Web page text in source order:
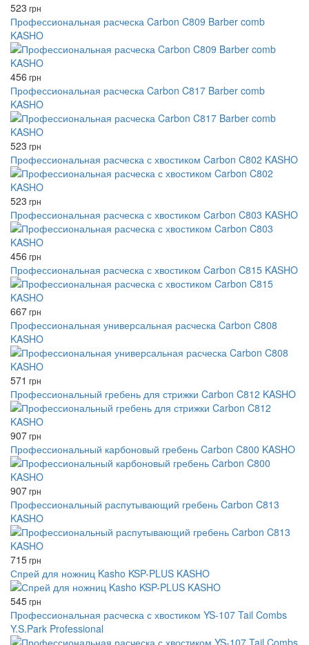
523 грн
Профессиональная расческа Carbon C809 Barber comb
KASHO
456 грн
Профессиональная расческа Carbon C817 Barber comb
KASHO
523 грн
Профессиональная расческа с хвостиком Carbon C802 KASHO
523 грн
Профессиональная расческа с хвостиком Carbon C803 KASHO
456 грн
Профессиональная расческа с хвостиком Carbon C815 KASHO
667грн
Профессиональная универсальная расческа Carbon C808
KASHO
571 грн
Профессиональный гребень для стрижки Carbon C812 KASHO
907грн
Профессиональный карбоновый гребень Carbon C800 KASHO
907грн
Профессиональный распутывающий гребень Carbon C813
KASHO
715грн
Спрей для ножниц Kasho KSP-PLUS KASHO
545грн
Профессиональная расческа с хвостиком YS-107 Tail Combs
Y.S.Park Professional